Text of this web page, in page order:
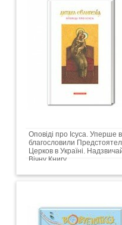
Оповіді про Ісуса. Уперше
благословили
Церков в Україні.
Вічну Книгу...